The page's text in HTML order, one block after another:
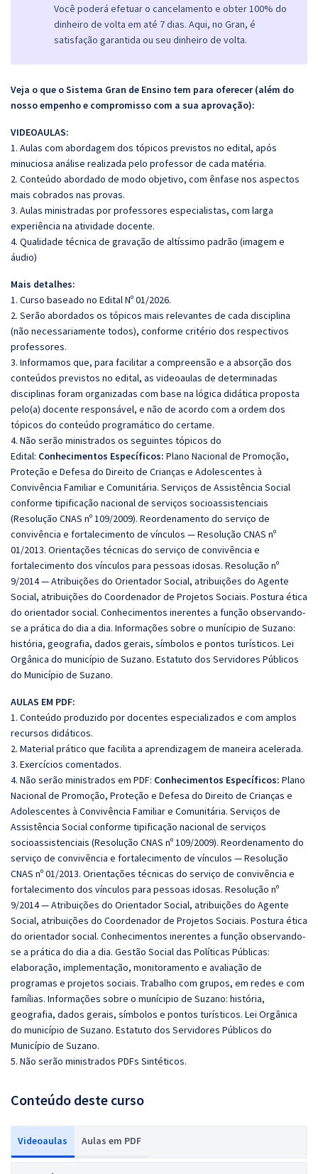
Você poderá efetuar o cancelamento e obter 100% do
dinheiro de volta em até 7 dias. Aqui, no Gran, é
satisfação garantida ou seu dinheiro de volta.
Veja o que o Sistema Gran de Ensino tem para oferecer (além do
nosso empenho e compromisso com a sua aprovação):
VIDEOAULAS:
1. Aulas com abordagem dos tópicos previstos no edital, após
minuciosa análise realizada pelo professor de cada matéria.
2. Conteúdo abordado de modo objetivo, com ênfase nos aspectos
mais cobrados nas provas.
3. Aulas ministradas por professores especialistas, com larga
experiência na atividade docente.
4. Qualidade técnica de gravação de altíssimo padrão (imagem e
áudio)
Mais detalhes:
1. Curso baseado no Edital Nº 01/2026.
2. Serão abordados os tópicos mais relevantes de cada disciplina
(não necessariamente todos), conforme critério dos respectivos
professores.
3. Informamos que, para facilitar a compreensão e a absorção dos
conteúdos previstos no edital, as videoaulas de determinadas
disciplinas foram organizadas com base na lógica didática proposta
pelo(a) docente responsável, e não de acordo com a ordem dos
tópicos do conteúdo programático do certame.
4. Não serão ministrados os seguintes tópicos do
Edital: Conhecimentos Específicos: Plano Nacional de Promoção,
Proteção e Defesa do Direito de Crianças e Adolescentes à
Convivência Familiar e Comunitária. Serviços de Assistência Social
conforme tipificação nacional de serviços socioassistenciais
(Resolução CNAS nº 109/2009). Reordenamento do serviço de
convivência e fortalecimento de vínculos — Resolução CNAS nº
01/2013. Orientações técnicas do serviço de convivência e
fortalecimento dos vínculos para pessoas idosas. Resolução nº
9/2014 — Atribuições do Orientador Social, atribuições do Agente
Social, atribuições do Coordenador de Projetos Sociais. Postura ética
do orientador social. Conhecimentos inerentes a função observando-
se a prática do dia a dia. Informações sobre o munícipio de Suzano:
história, geografia, dados gerais, símbolos e pontos turísticos. Lei
Orgânica do município de Suzano. Estatuto dos Servidores Públicos
do Município de Suzano.
AULAS EM PDF:
1. Conteúdo produzido por docentes especializados e com amplos
recursos didáticos.
2. Material prático que facilita a aprendizagem de maneira acelerada.
3. Exercícios comentados.
4. Não serão ministrados em PDF: Conhecimentos Específicos: Plano
Nacional de Promoção, Proteção e Defesa do Direito de Crianças e
Adolescentes à Convivência Familiar e Comunitária. Serviços de
Assistência Social conforme tipificação nacional de serviços
socioassistenciais (Resolução CNAS nº 109/2009). Reordenamento do
serviço de convivência e fortalecimento de vínculos — Resolução
CNAS nº 01/2013. Orientações técnicas do serviço de convivência e
fortalecimento dos vínculos para pessoas idosas. Resolução nº
9/2014 — Atribuições do Orientador Social, atribuições do Agente
Social, atribuições do Coordenador de Projetos Sociais. Postura ética
do orientador social. Conhecimentos inerentes a função observando-
se a prática do dia a dia. Gestão Social das Políticas Públicas:
elaboração, implementação, monitoramento e avaliação de
programas e projetos sociais. Trabalho com grupos, em redes e com
famílias. Informações sobre o munícipio de Suzano: história,
geografia, dados gerais, símbolos e pontos turísticos. Lei Orgânica
do município de Suzano. Estatuto dos Servidores Públicos do
Município de Suzano.
5. Não serão ministrados PDFs Sintéticos.
Conteúdo deste curso
Videoaulas Aulas em PDF